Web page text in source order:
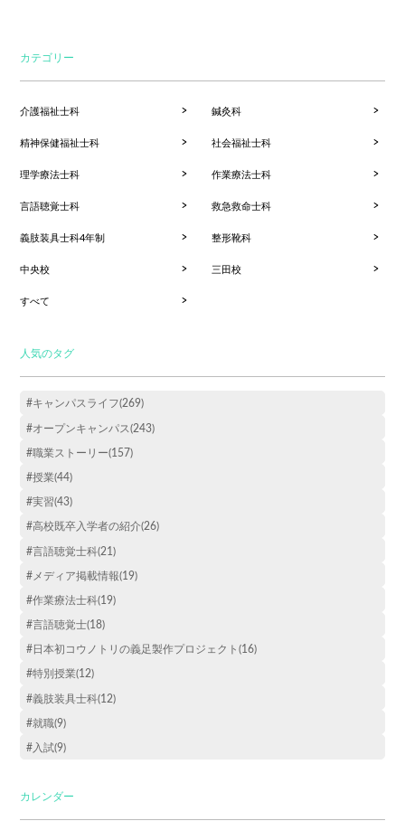
カテゴリー
介護福祉士科 鍼灸科
精神保健福祉士科 社会福祉士科
理学療法士科 作業療法士科
言語聴覚士科 救急救命士科
義肢装具士科4年制 整形靴科
中央校 三田校
すべて
人気のタグ
#キャンパスライフ(269)
#オープンキャンパス(243)
#職業ストーリー(157)
#授業(44)
#実習(43)
#高校既卒入学者の紹介(26)
#言語聴覚士科(21)
#メディア掲載情報(19)
#作業療法士科(19)
#言語聴覚士(18)
#日本初コウノトリの義足製作プロジェクト(16)
#特別授業(12)
#義肢装具士科(12)
#就職(9)
#入試(9)
カレンダー